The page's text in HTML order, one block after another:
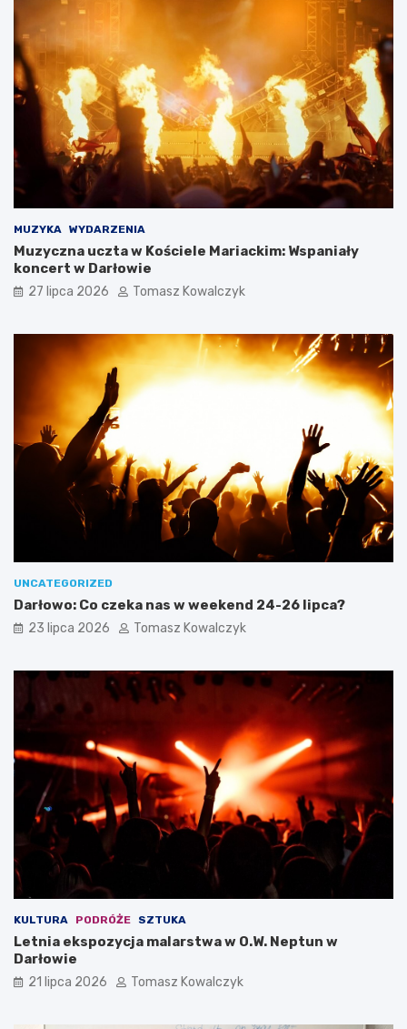
MUZYKA WYDARZENIA
Muzyczna uczta w Kościele Mariackim: Wspaniały
koncert w Darłowie
27 lipca 2026 Tomasz Kowalczyk
UNCATEGORIZED
Darłowo: Co czeka nas w weekend 24-26 lipca?
23 lipca 2026 Tomasz Kowalczyk
KULTURA PODRÓŻE SZTUKA
Letnia ekspozycja malarstwa w O.W. Neptun w
Darłowie
21 lipca 2026 Tomasz Kowalczyk